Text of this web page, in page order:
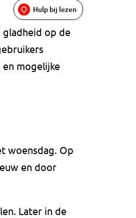
Hulp bij lezen
op de
mogelijke
woensdag. Op
en door
Later in de